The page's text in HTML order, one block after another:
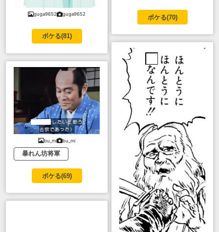
guga9652 guga9652
ボケる(81)
bu_mi bu_mi
暴れん坊将軍
ボケる(69)
ボケる(70)